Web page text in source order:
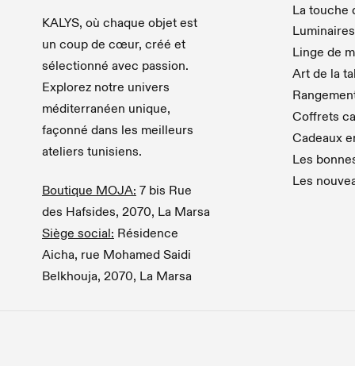
KALYS, où chaque objet est
un coup de cœur, créé et
sélectionné avec passion.
Explorez notre univers
méditerranéen unique,
façonné dans les meilleurs
ateliers tunisiens.
Boutique MOJA: 7 bis Rue
des Hafsides, 2070, La Marsa
Siège social: Résidence
Aicha, rue Mohamed Saidi
Belkhouja, 2070, La Marsa
La touche
Luminaires
Linge de
Art de la
Coffrets
Cadeaux
Les
Les